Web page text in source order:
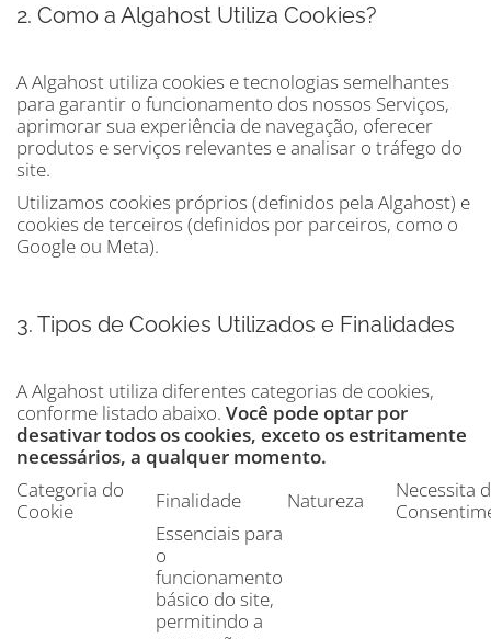
2. Como a Algahost Utiliza Cookies?
A Algahost utiliza cookies e tecnologias semelhantes
para garantir o funcionamento dos nossos Serviços,
aprimorar sua experiência de navegação, oferecer
produtos e serviços relevantes e analisar o tráfego do
site.
Utilizamos cookies próprios (definidos pela Algahost) e
cookies de terceiros (definidos por parceiros, como o
Google ou Meta).
3. Tipos de Cookies Utilizados e Finalidades
A Algahost utiliza diferentes categorias de cookies,
conforme listado abaixo. Você pode optar por
desativar todos os cookies, exceto os estritamente
necessários, a qualquer momento.
Categoria do
Cookie
Finalidade Natureza
Necessita
Essenciais para
o
funcionamento
básico do site,
permitindo a